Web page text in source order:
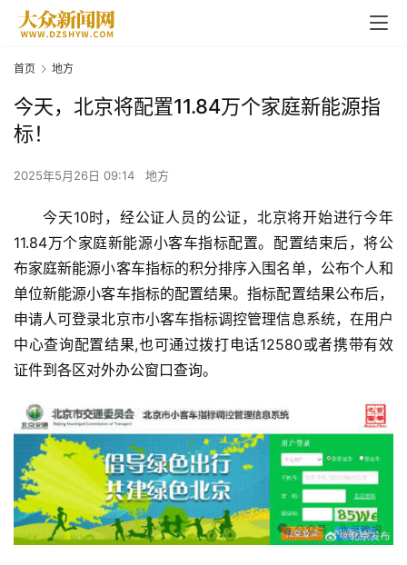
首
页
资
首页 地方
今天，北京将配置11.84万个家庭新能源指
标！
2025年5月26日 09:14 地方
今天10时，经公证人员的公证，北京将开始进行今年
11.84万个家庭新能源小客车指标配置。配置结束后，将公
布家庭新能源小客车指标的积分排序入围名单，公布个人和
单位新能源小客车指标的配置结果。指标配置结果公布后，
申请人可登录北京市小客车指标调控管理信息系统，在用户
中心查询配置结果,也可通过拨打电话12580或者携带有效
证件到各区对外办公窗口查询。